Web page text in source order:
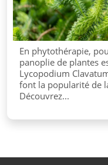
En phytothérapie,
panoplie de plantes
Lycopodium
font la popularité de
Découvrez...